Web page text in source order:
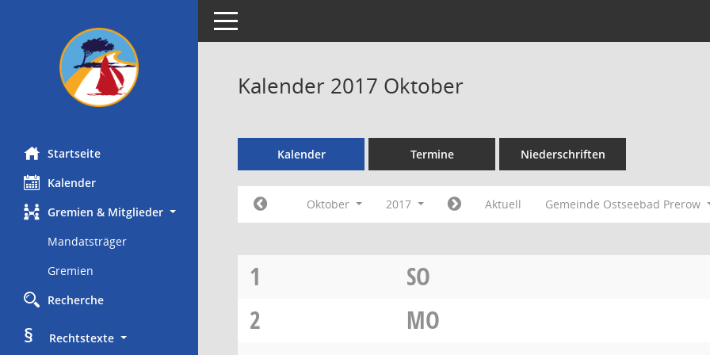
Startseite
Kalender
Gremien & Mitglieder
Mandatsträger
Gremien
Recherche
§
     Rechtstexte
Toggle navigation
Kalender 2017 Oktober
Kalender Termine Niederschriften
Oktober 2017 Aktuell Gemeinde Ostseebad Prerow
1
SO
2
MO